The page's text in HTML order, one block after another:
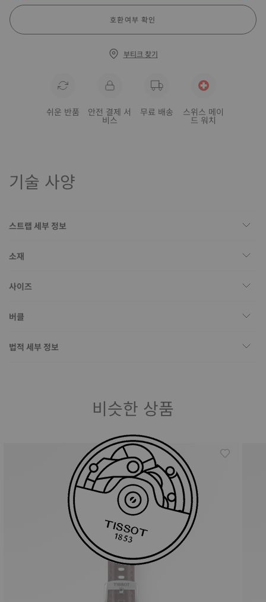
호환여부 확인
부티크 찾기
쉬운 반품 안전 결제 서
비스
무료 배송 스위스 메이
드 워치
기술 사양
스트랩 세부 정보
소재
사이즈
버클
법적 세부 정보
비슷한 상품